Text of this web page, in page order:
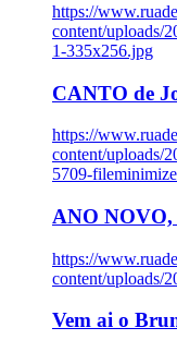
https://
content/uploads/
1-335x256.jpg
CANTO de
https://
content/uploads/
5709-
ANO
https://
content/uploads/
Vem ai o